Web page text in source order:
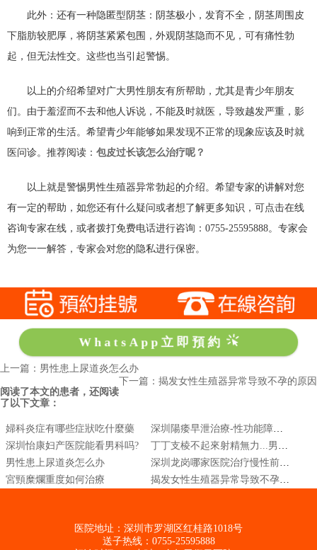
此外：还有一种隐匿型阴茎：阴茎极小，发育不全，阴茎周围皮
下脂肪较肥厚，将阴茎紧紧包围，外观阴茎隐而不见，可有痛性勃
起，但无法性交。这些也当引起警惕。
以上的介绍希望对广大男性朋友有所帮助，尤其是青少年朋友
们。由于羞涩而不去和他人诉说，不能及时就医，导致越发严重，影
响到正常的生活。希望青少年能够如果发现不正常的现象应该及时就
医问诊。推荐阅读： 包皮过长该怎么治疗呢？
以上就是警惕男性生殖器异常勃起的介绍。希望专家的讲解对您
有一定的帮助，如您还有什么疑问或者想了解更多知识，可点击在线
咨询专家在线，或者拨打免费电话进行咨询：0755-25595888。专家会
为您一一解答，专家会对您的隐私进行保密。
WhatsApp立即預約
上一篇：男性患上尿道炎怎么办
下一篇：揭发女性生殖器异常导致不孕的原因
阅读了本文的患者，还阅读
了以下文章：
婦科炎症有哪些症狀吃什麼藥
深圳陽痿早泄治療-性功能障礙診斷與解決方案
深圳怡康妇产医院能看男科吗?
丁丁支棱不起來射精無力...男性陽痿該麼辦?
男性患上尿道炎怎么办
深圳龙岗哪家医院治疗慢性前列腺炎好
宮頸糜爛重度如何治療
揭发女性生殖器异常导致不孕的原因
医院地址：深圳市罗湖区红桂路1018号
送子热线：0755-25595888